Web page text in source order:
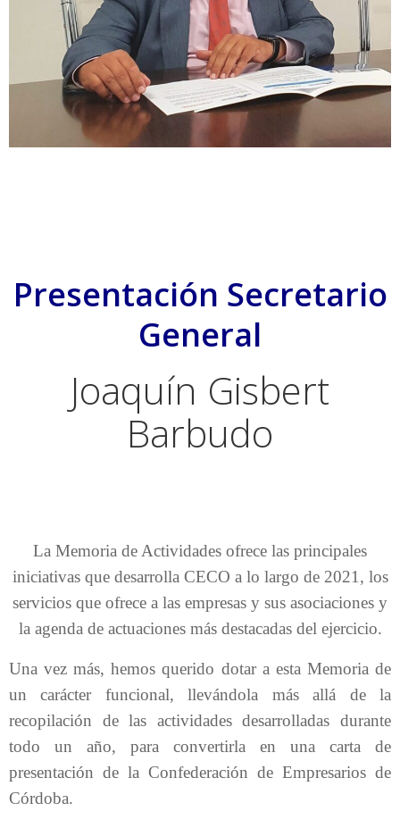
Presentación Secretario
General
Joaquín Gisbert
Barbudo
La Memoria de Actividades ofrece las principales
iniciativas que desarrolla CECO a lo largo de 2021, los
servicios que ofrece a las empresas y sus asociaciones y
la agenda de actuaciones más destacadas del ejercicio.
Una vez más, hemos querido dotar a esta Memoria de
un carácter funcional, llevándola más allá de la
recopilación de las actividades desarrolladas durante
todo un año, para convertirla en una carta de
presentación de la Confederación de Empresarios de
Córdoba.